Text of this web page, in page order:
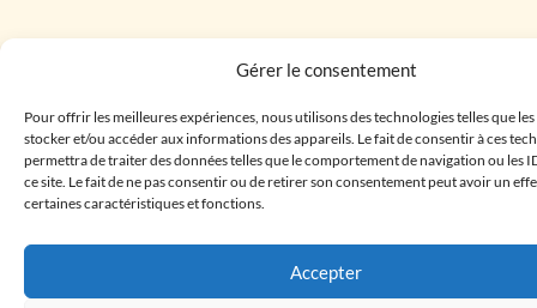
Gérer le consentement
Pour offrir les meilleures expériences, nous utilisons des technologies telles que
stocker et/ou accéder aux informations des appareils. Le fait de consentir à ces
permettra de traiter des données telles que le comportement de navigation ou les
ce site. Le fait de ne pas consentir ou de retirer son consentement peut avoir un
certaines caractéristiques et fonctions.
Accepter